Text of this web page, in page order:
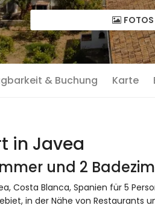
FOTOS
& Buchung Karte
in Javea
und 2
Costa Blanca, Spanien für 5
in der Nähe von Restaurants